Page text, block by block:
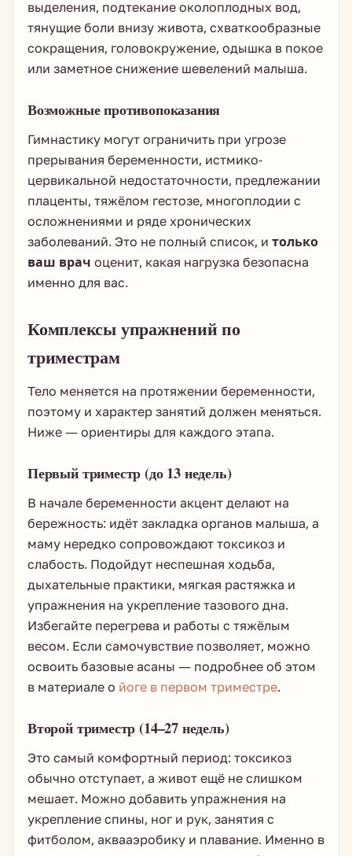
выделения, подтекание околоплодных вод,
тянущие боли внизу живота, схваткообразные
сокращения, головокружение, одышка в покое
или заметное снижение шевелений малыша.
Возможные противопоказания
Гимнастику могут ограничить при угрозе
прерывания беременности, истмико-
цервикальной недостаточности, предлежании
плаценты, тяжёлом гестозе, многоплодии с
осложнениями и ряде хронических
заболеваний. Это не полный список, и только
ваш врач оценит, какая нагрузка безопасна
именно для вас.
Комплексы упражнений по
триместрам
Тело меняется на протяжении беременности,
поэтому и характер занятий должен меняться.
Ниже — ориентиры для каждого этапа.
Первый триместр (до 13 недель)
В начале беременности акцент делают на
бережность: идёт закладка органов малыша, а
маму нередко сопровождают токсикоз и
слабость. Подойдут неспешная ходьба,
дыхательные практики, мягкая растяжка и
упражнения на укрепление тазового дна.
Избегайте перегрева и работы с тяжёлым
весом. Если самочувствие позволяет, можно
освоить базовые асаны — подробнее об этом
в материале о йоге в первом триместре.
Второй триместр (14–27 недель)
Это самый комфортный период: токсикоз
обычно отступает, а живот ещё не слишком
мешает. Можно добавить упражнения на
укрепление спины, ног и рук, занятия с
фитболом, аквааэробику и плавание. Именно в